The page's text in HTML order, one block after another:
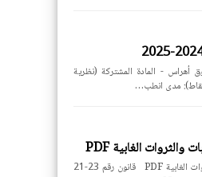
- المادة المشتركة (نظرية
قانون رقم 23-21 يتعلق بالغابات والثروات الغابية PDF قانون رقم 23-21